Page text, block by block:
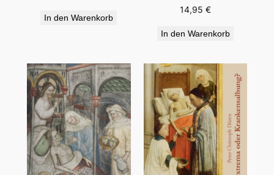
In den Warenkorb
14,95 €
In den Warenkorb